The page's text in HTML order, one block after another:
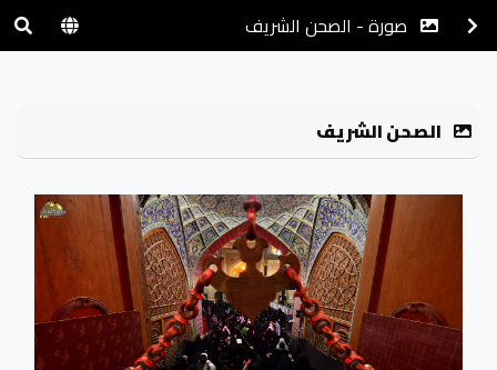
صورة - الصحن الشريف
الصحن الشريف